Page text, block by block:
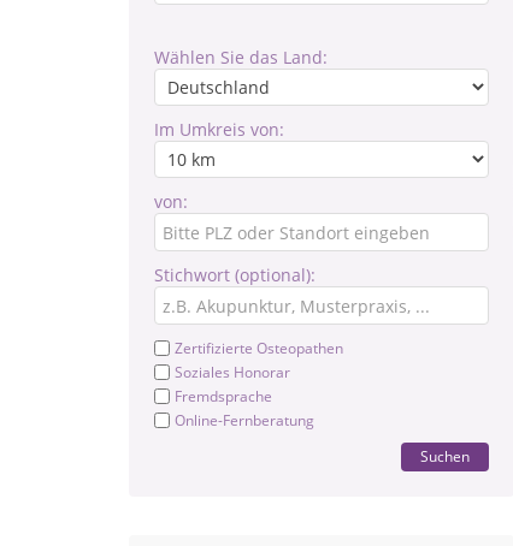
Wählen Sie das Land:
Im Umkreis von:
von:
Stichwort (optional):
Zertifizierte Osteopathen
Soziales Honorar
Fremdsprache
Online-Fernberatung
Suchen